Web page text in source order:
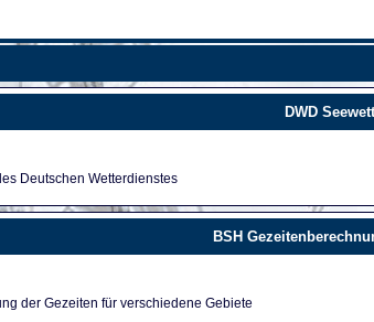
DWD
Deutschen Wetterdienstes
BSH
der Gezeiten für verschiedene Gebiete